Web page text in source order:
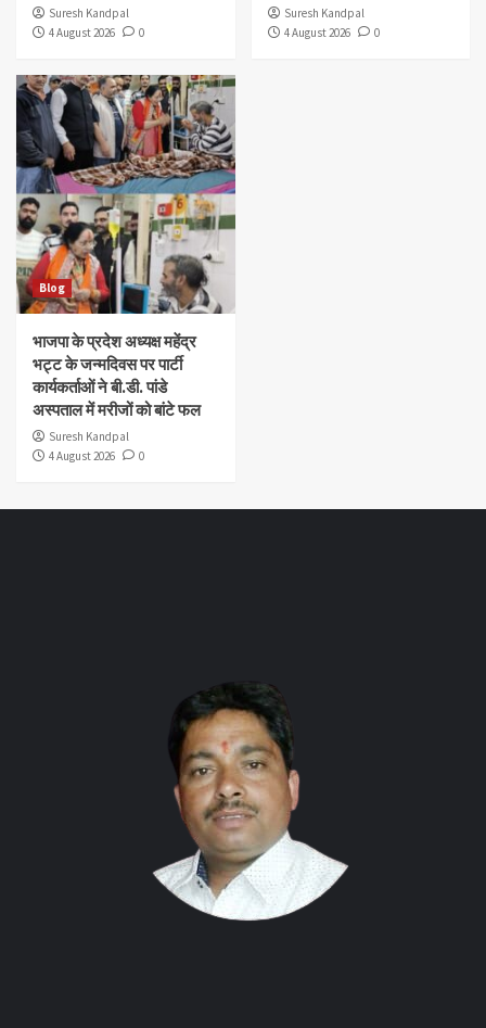
Suresh Kandpal
4 August 2026
0
Suresh Kandpal
4 August 2026
0
Blog
भाजपा के प्रदेश अध्यक्ष महेंद्र
भट्ट के जन्मदिवस पर पार्टी
कार्यकर्ताओं ने बी.डी. पांडे
अस्पताल में मरीजों को बांटे फल
Suresh Kandpal
4 August 2026
0